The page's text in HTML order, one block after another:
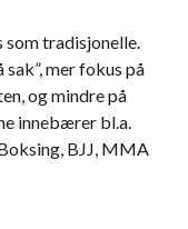
som tradisjonelle.
mer fokus på
og mindre på
innebærer bl.a.
BJJ, MMA